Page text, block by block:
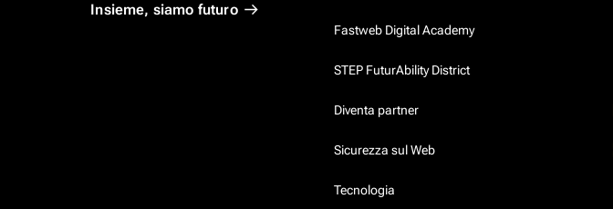
Insieme, siamo futuro
Fastweb Digital Academy
STEP FuturAbility District
Diventa partner
Sicurezza sul Web
Tecnologia